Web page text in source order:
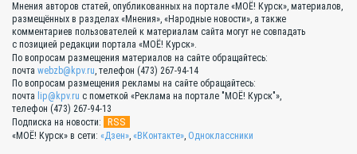
Мнения авторов статей, опубликованных на портале «МОЁ! Курск», материалов,
размещённых в разделах «Мнения», «Народные новости», а также
комментариев пользователей к материалам сайта могут не совпадать
с позицией редакции портала «МОЁ! Курск».
По вопросам размещения материалов на сайте обращайтесь:
почта webzb@kpv.ru, телефон (473) 267-94-14
По вопросам размещения рекламы на сайте обращайтесь:
почта lip@kpv.ru с пометкой «Реклама на портале "МОЁ! Курск"»,
телефон (473) 267-94-13
Подписка на новости:
RSS
«МОЁ! Курск» в сети: «Дзен», «ВКонтакте», Одноклассники